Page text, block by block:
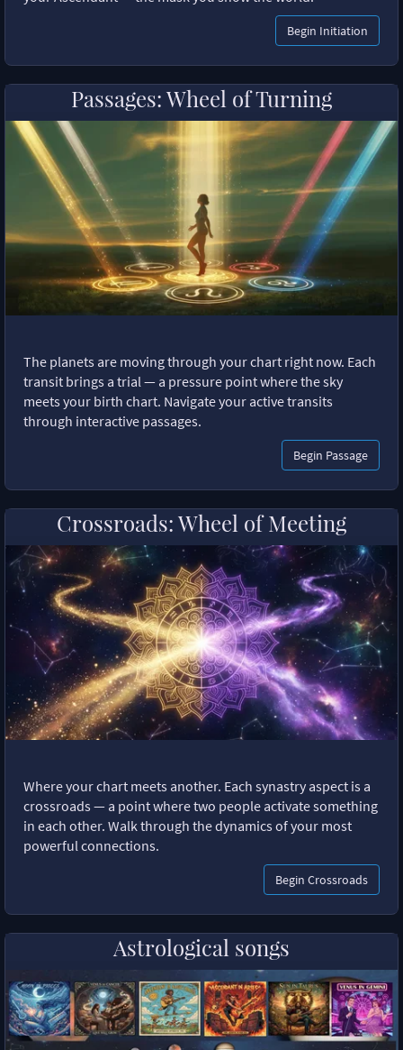
Begin Initiation
Passages: Wheel of Turning
The planets are moving through your chart right now. Each
transit brings a trial — a pressure point where the sky
meets your birth chart. Navigate your active transits
through interactive passages.
Begin Passage
Crossroads: Wheel of Meeting
Where your chart meets another. Each synastry aspect is a
crossroads — a point where two people activate something
in each other. Walk through the dynamics of your most
powerful connections.
Begin Crossroads
Astrological songs